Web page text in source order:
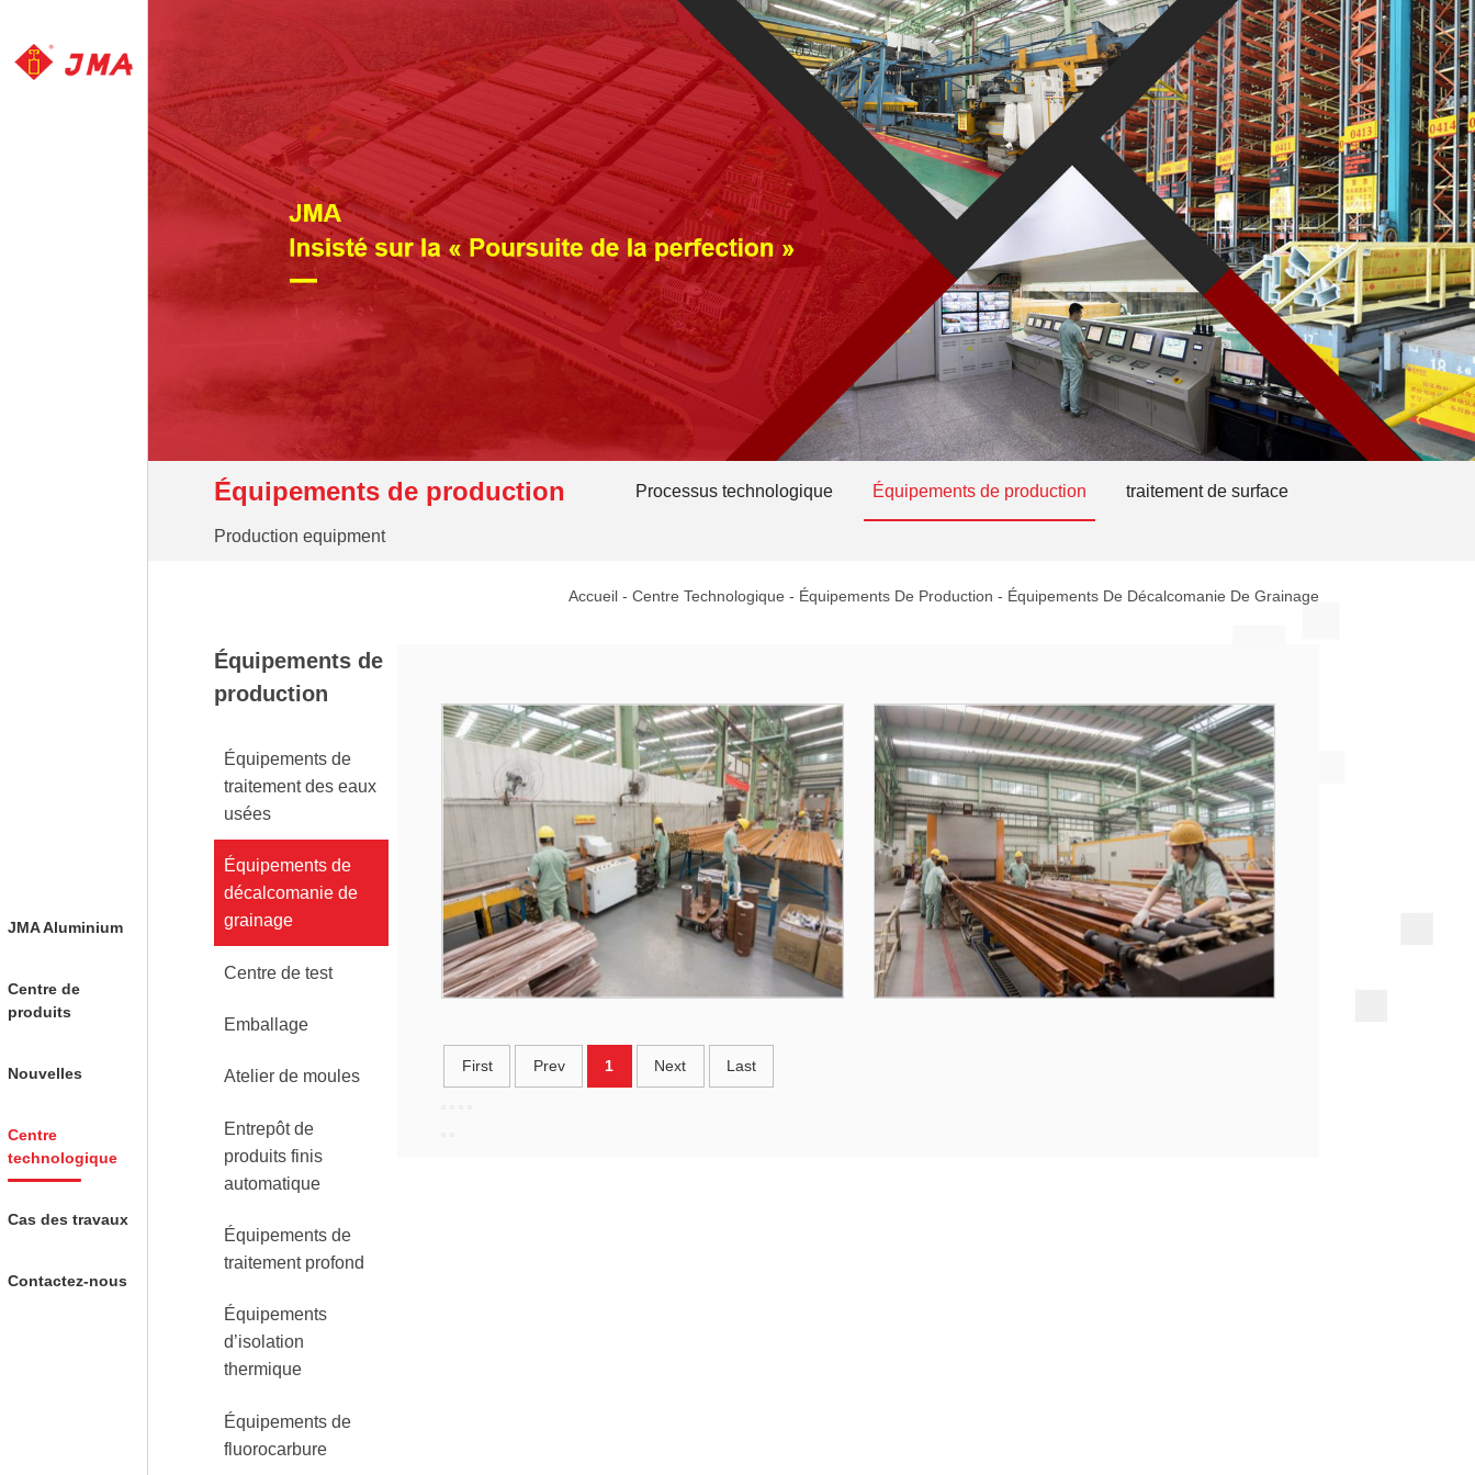
JMA Aluminium
Centre de
produits
Nouvelles
Centre
technologique
Cas des travaux
Contactez-nous
Équipements de production
Production equipment
Processus technologique Équipements de production traitement de surface
Accueil -Centre Technologique - Équipements De Production - Équipements De Décalcomanie De Grainage
Équipements de
production
Équipements de
traitement des eaux
usées
Équipements de
décalcomanie de
grainage
Centre de test
Emballage
Atelier de moules
Entrepôt de
produits finis
automatique
Équipements de
traitement profond
Équipements
d’isolation
thermique
Équipements de
fluorocarbure
First Prev 1 Next Last